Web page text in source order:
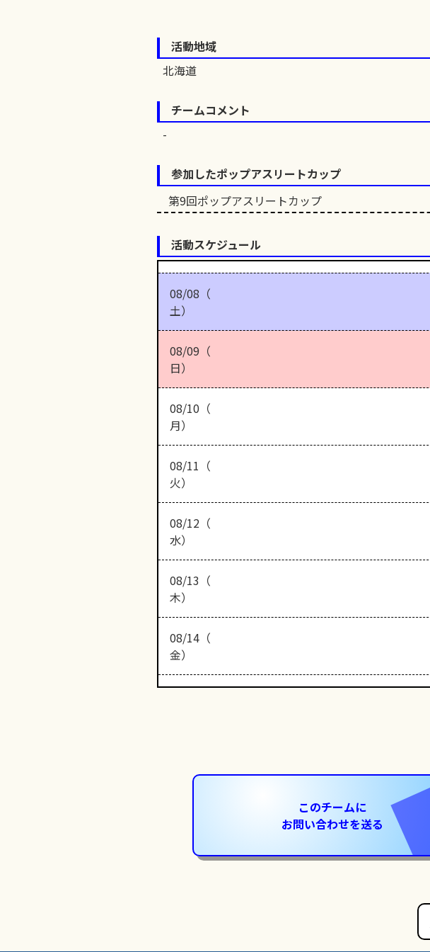
活動地域
北海道
チームコメント
参加したポップアスリートカップ
第9回ポップアスリートカップ
活動スケジュール
08/08（
土）
08/09（
日）
08/10（
月）
08/11（
火）
08/12（
水）
08/13（
木）
08/14（
金）
このチームに
お問い合わせを送る